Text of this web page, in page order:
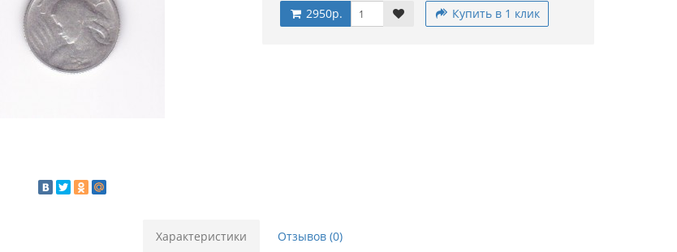
2950р. Купить в 1 клик
Характеристики Отзывов (0)